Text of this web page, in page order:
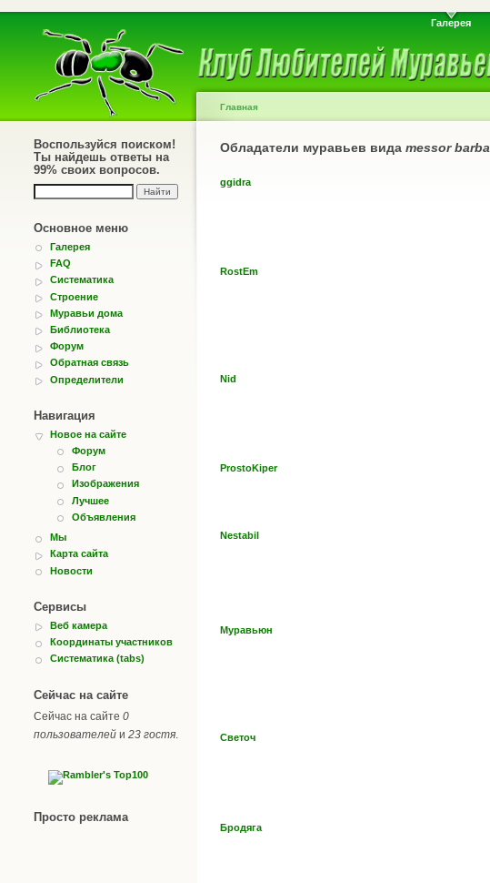
Галерея
Воспользуйся поиском!
Ты найдешь ответы на
99% своих вопросов.
Основное меню
Галерея
FAQ
Систематика
Строение
Муравьи дома
Библиотека
Форум
Обратная связь
Определители
Навигация
Новое на сайте
Форум
Блог
Изображения
Лучшее
Объявления
Мы
Карта сайта
Новости
Сервисы
Веб камера
Координаты участников
Систематика (tabs)
Сейчас на сайте
Сейчас на сайте 0
пользователей и 23 гостя
Просто реклама
Главная
Обладатели муравьев вида messor
ggidra
RostEm
Nid
ProstoKiper
Nestabil
Муравьюн
Светоч
Бродяга